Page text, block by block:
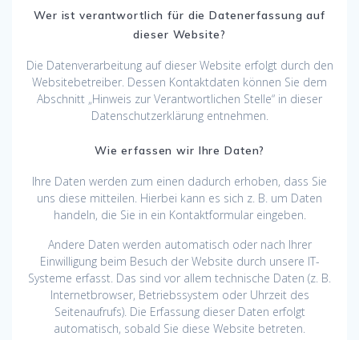
Wer ist verantwortlich für die Datenerfassung auf
dieser Website?
Die Datenverarbeitung auf dieser Website erfolgt durch den
Websitebetreiber. Dessen Kontaktdaten können Sie dem
Abschnitt „Hinweis zur Verantwortlichen Stelle“ in dieser
Datenschutzerklärung entnehmen.
Wie erfassen wir Ihre Daten?
Ihre Daten werden zum einen dadurch erhoben, dass Sie
uns diese mitteilen. Hierbei kann es sich z. B. um Daten
handeln, die Sie in ein Kontaktformular eingeben.
Andere Daten werden automatisch oder nach Ihrer
Einwilligung beim Besuch der Website durch unsere IT-
Systeme erfasst. Das sind vor allem technische Daten (z. B.
Internetbrowser, Betriebssystem oder Uhrzeit des
Seitenaufrufs). Die Erfassung dieser Daten erfolgt
automatisch, sobald Sie diese Website betreten.